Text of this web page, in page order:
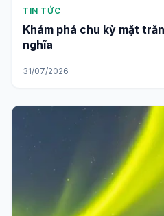
TIN TỨC
Khám phá chu kỳ mặt
nghĩa
31/07/2026